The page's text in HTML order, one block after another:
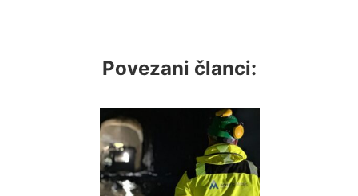
Povezani članci: